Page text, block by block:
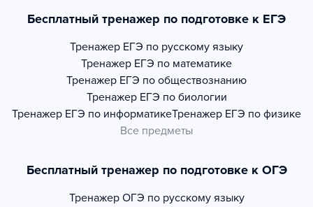
Бесплатный тренажер по подготовке к ЕГЭ
Тренажер ЕГЭ по русскому языку
Тренажер ЕГЭ по математике
Тренажер ЕГЭ по обществознанию
Тренажер ЕГЭ по биологии
Тренажер ЕГЭ по информатикеТренажер ЕГЭ по физике
Все предметы
Бесплатный тренажер по подготовке к ОГЭ
Тренажер ОГЭ по русскому языку